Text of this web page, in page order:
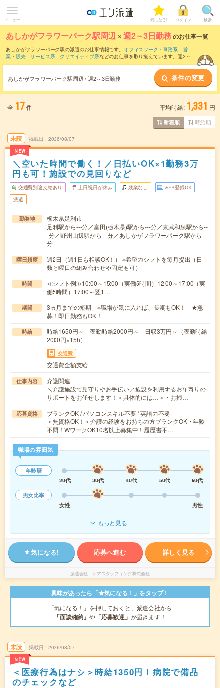
メニュー 気になる! ログイン 検索
あしかがフラワーパーク駅周辺 ×週2～3日勤務のお仕事一覧
あしかがフラワーパーク駅の派遣のお仕事情報です。 オフィスワーク・事務系、 営
業・販売・サービス系、 クリエイティブ系などのお仕事を取り揃えています。週2～3
あしかがフラワーパーク駅周辺 / 週2～3日勤務 条件の変更
全 17件 平均時給: 1,331 円
新着順 時給順
未読
NEW
掲載日 2026/08/07
＼空いた時間で働く！／日払いOK×1勤務3万
円も可！施設での見回りなど
交通費別途支給あり 土日祝日が休み 残業なし WEB登録OK
派遣
勤務地
栃木県足利市
足利駅から---分／富田(栃木県)駅から---分／東武和泉駅から--
-分／野州山辺駅から---分／あしかがフラワーパーク駅から---
分
曜日頻度
週2日（週1日も相談OK！） ※希望のシフトを毎月提出（日
数と曜日の組み合わせや固定も可）
時間
≪シフト例≫10:00～15:00（実働5時間）12:00～17:00（実
働5時間）17:00～翌1…
期間
3ヵ月までの短期 ※職場が気に入れば、長期もOK！ ★急
募！即日勤務もOK！
時給
時給1650円～ 夜勤時給2000円～ 日収3万円～（夜勤時給
2000円×15h）
交通費
交通費全額支給
仕事内容
介護関連
＼介護施設で見守りやお手伝い／施設を利用するお年寄りの
サポートをお任せします！＜具体的には…＞・お掃…
応募資格
ブランクOK / パソコンスキル不要 / 英語力不要
＜無資格OK！＞介護の経験をお持ちの方ブランクOK・年齢
不問！WワークOK10名以上募集中！履歴書不…
職場の雰囲気
年齢層
20代
30代 40代 50代
60代
男女比率
女性
男性
もっと見る
気になる! 応募へ進む 詳しく見る
派遣会社 ケアスタッフィング株式会社
興味があったら「★気になる！」をタップ！
「気になる！」を押しておくと、派遣会社から
「面談確約」 や 「応募歓迎」 が届きます！
未読
NEW
掲載日 2026/08/07
＜医療行為はナシ＞時給1350円！病院で備品
のチェックなど